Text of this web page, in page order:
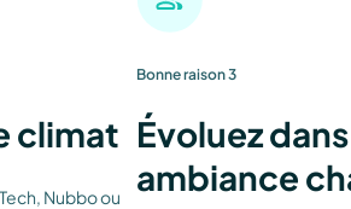
climat
Nubbo ou
Bonne raison 3
Évoluez
ambiance